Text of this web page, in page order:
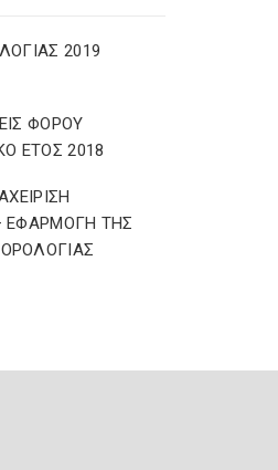
2019
ΦΟΡΟΥ
ΕΤΟΣ 2018
ΕΦΑΡΜΟΓΗ ΤΗΣ